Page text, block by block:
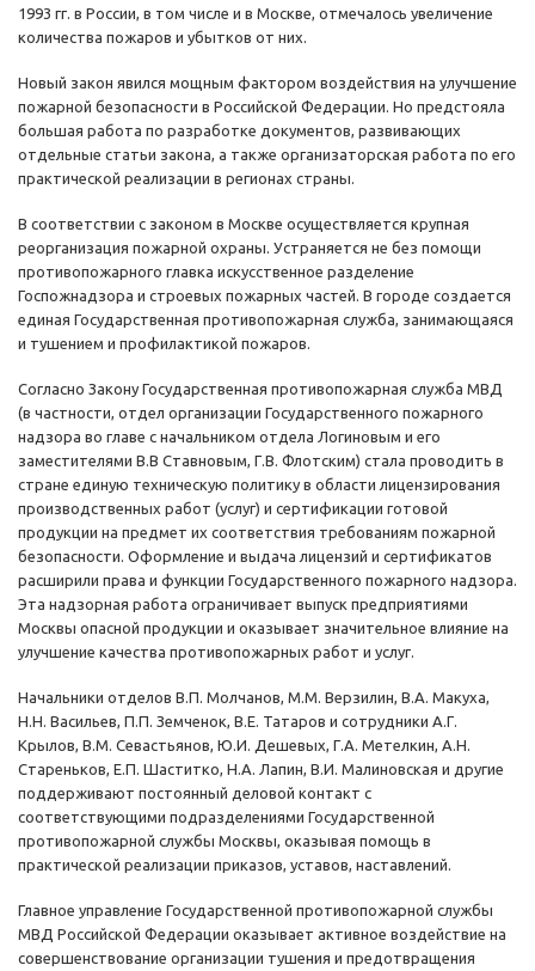
1993 гг. в России, в том числе и в Москве, отмечалось увеличение
количества пожаров и убытков от них.
Новый закон явился мощным фактором воздействия на улучшение
пожарной безопасности в Российской Федерации. Но предстояла
большая работа по разработке документов, развивающих
отдельные статьи закона, а также организаторская работа по его
практической реализации в регионах страны.
В соответствии с законом в Москве осуществляется крупная
реорганизация пожарной охраны. Устраняется не без помощи
противопожарного главка искусственное разделение
Госпожнадзора и строевых пожарных частей. В городе создается
единая Государственная противопожарная служба, занимающаяся
и тушением и профилактикой пожаров.
Согласно Закону Государственная противопожарная служба МВД
(в частности, отдел организации Государственного пожарного
надзора во главе с начальником отдела Логиновым и его
заместителями В.В Ставновым, Г.В. Флотским) стала проводить в
стране единую техническую политику в области лицензирования
производственных работ (услуг) и сертификации готовой
продукции на предмет их соответствия требованиям пожарной
безопасности. Оформление и выдача лицензий и сертификатов
расширили права и функции Государственного пожарного надзора.
Эта надзорная работа ограничивает выпуск предприятиями
Москвы опасной продукции и оказывает значительное влияние на
улучшение качества противопожарных работ и услуг.
Начальники отделов В.П. Молчанов, М.М. Верзилин, В.А. Макуха,
Н.Н. Васильев, П.П. Земченок, В.Е. Татаров и сотрудники А.Г.
Крылов, В.М. Севастьянов, Ю.И. Дешевых, Г.А. Метелкин, А.Н.
Стареньков, Е.П. Шаститко, Н.А. Лапин, В.И. Малиновская и другие
поддерживают постоянный деловой контакт с
соответствующими подразделениями Государственной
противопожарной службы Москвы, оказывая помощь в
практической реализации приказов, уставов, наставлений.
Главное управление Государственной противопожарной службы
МВД Российской Федерации оказывает активное воздействие на
совершенствование организации тушения и предотвращения